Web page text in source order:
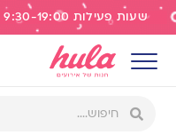
שעות פעילות 9:30-19:00 בחנות | משלוח חינם מעל 299 ש"ח